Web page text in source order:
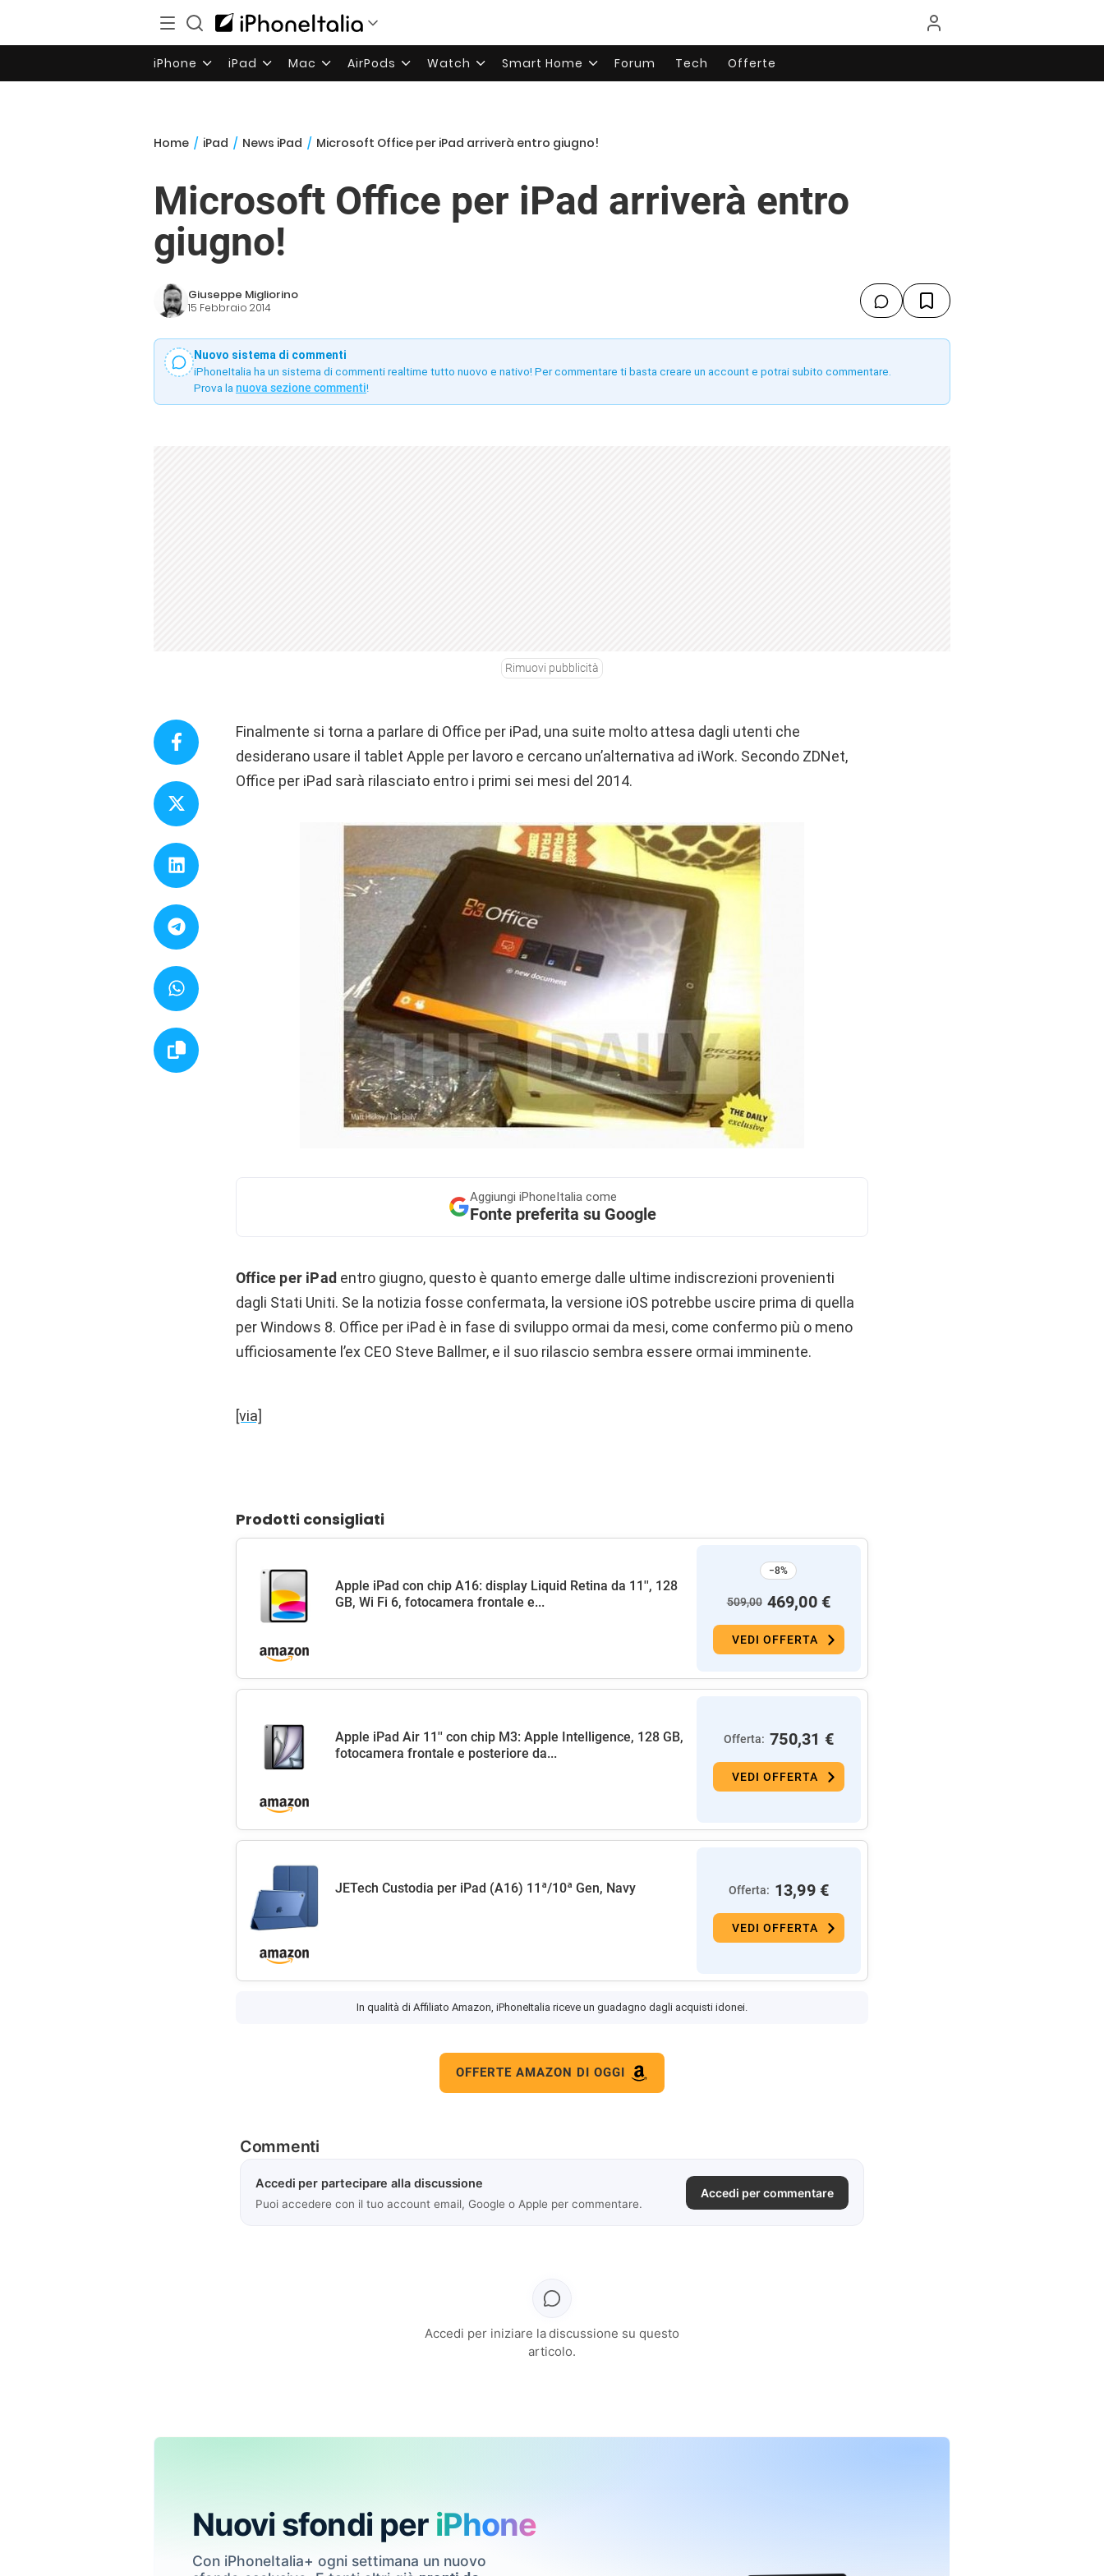
iPhone iPad Mac AirPods Watch Smart Home Forum Tech Offerte
Home / iPad / News iPad / Microsoft Office per iPad arriverà entro giugno!
Microsoft Office per iPad arriverà entro
giugno!
Giuseppe Migliorino
15 Febbraio 2014
Nuovo sistema di commenti
iPhoneItalia ha un sistema di commenti realtime tutto nuovo e nativo! Per commentare ti basta creare un account e potrai subito commentare.
Prova la nuova sezione commenti!
Rimuovi pubblicità
Finalmente si torna a parlare di Office per iPad, una suite molto attesa dagli utenti che
desiderano usare il tablet Apple per lavoro e cercano un’alternativa ad iWork. Secondo ZDNet,
Office per iPad sarà rilasciato entro i primi sei mesi del 2014.
Aggiungi iPhoneItalia come
Fonte preferita su Google
Office per iPad entro giugno, questo è quanto emerge dalle ultime indiscrezioni provenienti
dagli Stati Uniti. Se la notizia fosse confermata, la versione iOS potrebbe uscire prima di quella
per Windows 8. Office per iPad è in fase di sviluppo ormai da mesi, come confermo più o meno
ufficiosamente l’ex CEO Steve Ballmer, e il suo rilascio sembra essere ormai imminente.
[via]
Prodotti consigliati
Apple iPad con chip A16: display Liquid Retina da 11'', 128
GB, Wi Fi 6, fotocamera frontale e...
−8%
509,00 469,00 €
VEDI OFFERTA
Apple iPad Air 11'' con chip M3: Apple Intelligence, 128 GB,
fotocamera frontale e posteriore da...
Offerta: 750,31 €
VEDI OFFERTA
JETech Custodia per iPad (A16) 11ª/10ª Gen, Navy Offerta: 13,99 €
VEDI OFFERTA
In qualità di Affiliato Amazon, iPhoneItalia riceve un guadagno dagli acquisti idonei.
OFFERTE AMAZON DI OGGI
Commenti
Accedi per partecipare alla discussione
Puoi accedere con il tuo account email, Google o Apple per commentare.
Accedi per commentare
Accedi per iniziare la discussione su questo
articolo.
Nuovi sfondi per iPhone
Con iPhoneItalia+ ogni settimana un nuovo